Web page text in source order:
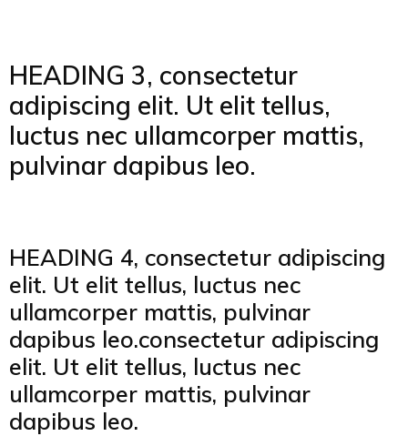
HEADING 3, consectetur
adipiscing elit. Ut elit tellus,
luctus nec ullamcorper mattis,
pulvinar dapibus leo.
HEADING 4, consectetur adipiscing
elit. Ut elit tellus, luctus nec
ullamcorper mattis, pulvinar
dapibus leo.consectetur adipiscing
elit. Ut elit tellus, luctus nec
ullamcorper mattis, pulvinar
dapibus leo.